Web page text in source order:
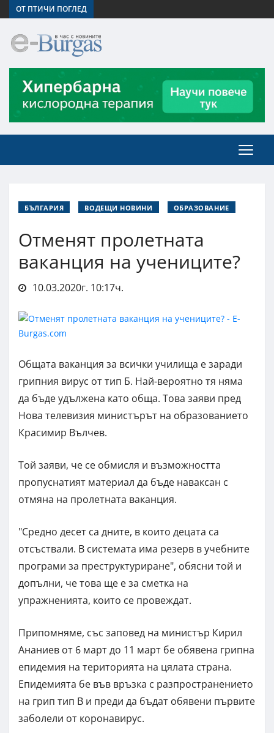
ОТ ПТИЧИ ПОГЛЕД
БЪЛГАРИЯ ВОДЕЩИ НОВИНИ ОБРАЗОВАНИЕ
Отменят пролетната
ваканция на учениците?
10.03.2020г. 10:17ч.
Общата ваканция за всички училища е заради
грипния вирус от тип Б. Най-вероятно тя няма
да бъде удължена като обща. Това заяви пред
Нова телевизия министърът на образованието
Красимир Вълчев.
Той заяви, че се обмисля и възможността
пропуснатият материал да бъде наваксан с
отмяна на пролетната ваканция.
"Средно десет са дните, в които децата са
отсъствали. В системата има резерв в учебните
програми за преструктуриране", обясни той и
допълни, че това ще е за сметка на
упражненията, които се провеждат.
Припомняме, със заповед на министър Кирил
Ананиев от 6 март до 11 март бе обявена грипна
епидемия на територията на цялата страна.
Епидемията бе във връзка с разпространението
на грип тип В и преди да бъдат обявени първите
заболели от коронавирус.